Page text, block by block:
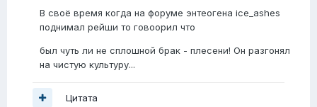
В своё время когда на форуме энтеогена ice_ashes
поднимал рейши то говоорил что
был чуть ли не сплошной брак - плесени! Он разгонял
на чистую культуру...
Цитата